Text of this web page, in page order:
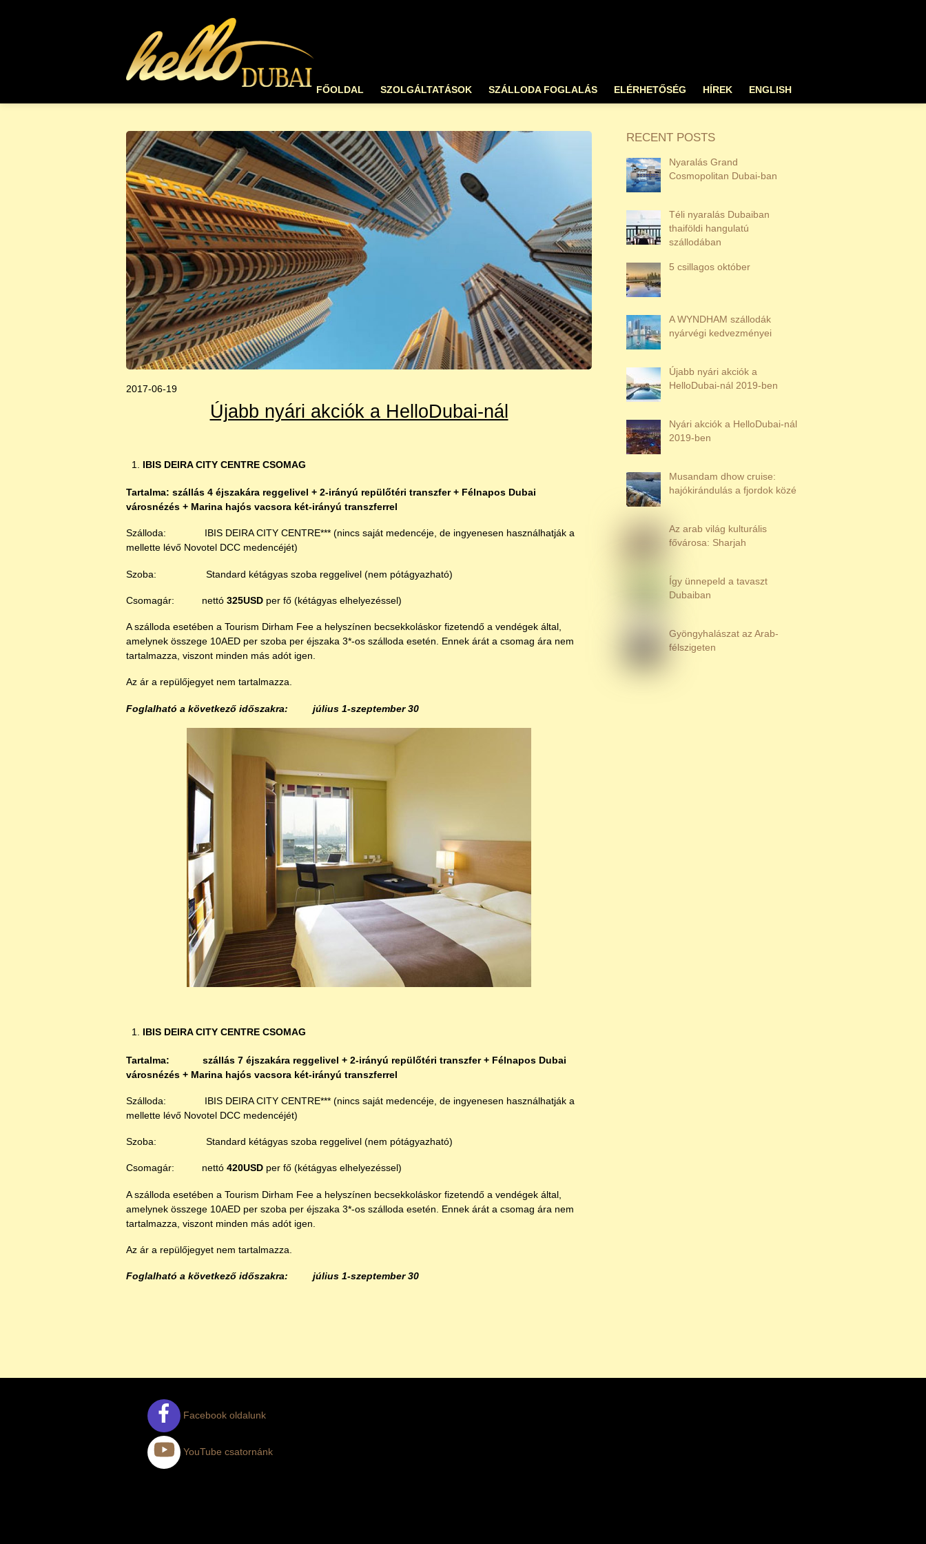
FŐOLDAL SZOLGÁLTATÁSOK SZÁLLODA FOGLALÁS ELÉRHETŐSÉG HÍREK ENGLISH
2017-06-19
Újabb nyári akciók a HelloDubai-nál
IBIS DEIRA CITY CENTRE CSOMAG
Tartalma: szállás 4 éjszakára reggelivel + 2-irányú repülőtéri transzfer + Félnapos Dubai
városnézés + Marina hajós vacsora két-irányú transzferrel
Szálloda: IBIS DEIRA CITY CENTRE*** (nincs saját medencéje, de ingyenesen használhatják a
mellette lévő Novotel DCC medencéjét)
Szoba: Standard kétágyas szoba reggelivel (nem pótágyazható)
Csomagár: nettó 325USD per fő (kétágyas elhelyezéssel)
A szálloda esetében a Tourism Dirham Fee a helyszínen becsekkoláskor fizetendő a vendégek által,
amelynek összege 10AED per szoba per éjszaka 3*-os szálloda esetén. Ennek árát a csomag ára nem
tartalmazza, viszont minden más adót igen.
Az ár a repülőjegyet nem tartalmazza.
Foglalható a következő időszakra: július 1-szeptember 30
IBIS DEIRA CITY CENTRE CSOMAG
Tartalma: szállás 7 éjszakára reggelivel + 2-irányú repülőtéri transzfer + Félnapos Dubai
városnézés + Marina hajós vacsora két-irányú transzferrel
Szálloda: IBIS DEIRA CITY CENTRE*** (nincs saját medencéje, de ingyenesen használhatják a
mellette lévő Novotel DCC medencéjét)
Szoba: Standard kétágyas szoba reggelivel (nem pótágyazható)
Csomagár: nettó 420USD per fő (kétágyas elhelyezéssel)
A szálloda esetében a Tourism Dirham Fee a helyszínen becsekkoláskor fizetendő a vendégek által,
amelynek összege 10AED per szoba per éjszaka 3*-os szálloda esetén. Ennek árát a csomag ára nem
tartalmazza, viszont minden más adót igen.
Az ár a repülőjegyet nem tartalmazza.
Foglalható a következő időszakra: július 1-szeptember 30
RECENT POSTS
Nyaralás Grand
Cosmopolitan Dubai-ban
Téli nyaralás Dubaiban
thaiföldi hangulatú
szállodában
5 csillagos október
A WYNDHAM szállodák
nyárvégi kedvezményei
Újabb nyári akciók a
HelloDubai-nál 2019-ben
Nyári akciók a HelloDubai-nál
2019-ben
Musandam dhow cruise:
hajókirándulás a fjordok közé
Az arab világ kulturális
fővárosa: Sharjah
Így ünnepeld a tavaszt
Dubaiban
Gyöngyhalászat az Arab-
félszigeten
Facebook oldalunk
YouTube csatornánk